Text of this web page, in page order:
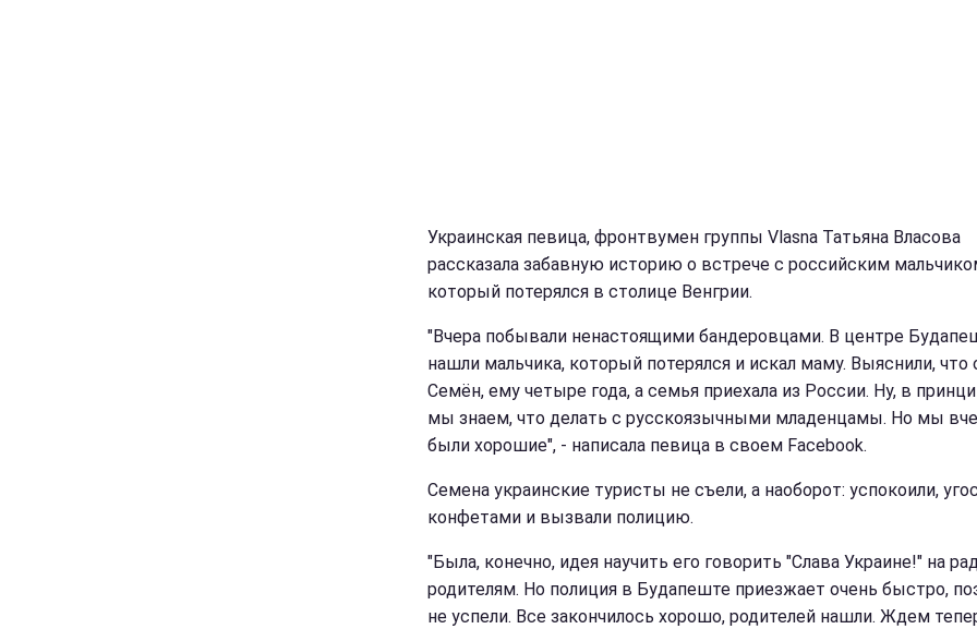
Украинская певица, фронтвумен группы Vlasna Татьяна Власова
рассказала забавную историю о встрече с российским
который потерялся в столице Венгрии.
"Вчера побывали ненастоящими бандеровцами. В центре
нашли мальчика, который потерялся и искал маму. Выяснили, что
Семён, ему четыре года, а семья приехала из России. Ну, в
мы знаем, что делать с русскоязычными младенцамы. Но мы
были хорошие", - написала певица в своем Facebook.
Семена украинские туристы не съели, а наоборот: успокоили,
конфетами и вызвали полицию.
"Была, конечно, идея научить его говорить "Слава Украине!" на
родителям. Но полиция в Будапеште приезжает очень быстро,
не успели. Все закончилось хорошо, родителей нашли. Ждем